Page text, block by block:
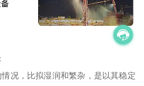
况，比拟湿润和繁杂，是以其稳定